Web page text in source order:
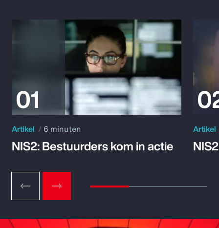
Artikel 6 minuten
NIS2: Bestuurders kom in actie
Artikel